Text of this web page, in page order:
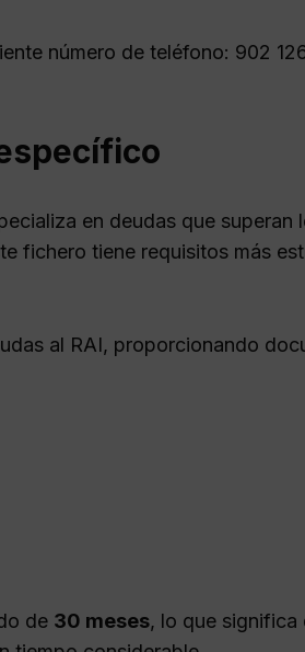
número de teléfono: 902
en deudas que superan
fichero tiene requisitos más
al RAI, proporcionando
de 30 meses, lo que significa